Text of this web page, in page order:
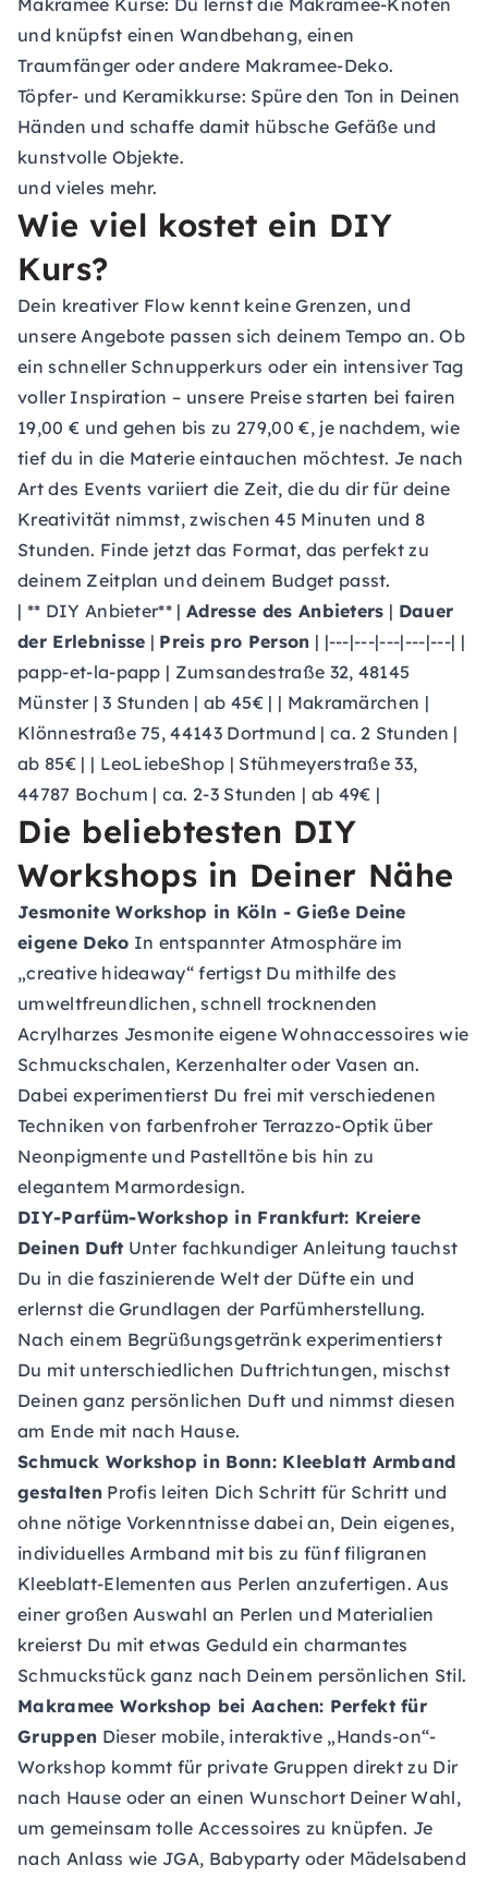
Makramee Kurse: Du lernst die Makramee-Knoten
und knüpfst einen Wandbehang, einen
Traumfänger oder andere Makramee-Deko.
Töpfer- und Keramikkurse: Spüre den Ton in Deinen
Händen und schaffe damit hübsche Gefäße und
kunstvolle Objekte.
und vieles mehr.
Wie viel kostet ein DIY
Kurs?
Dein kreativer Flow kennt keine Grenzen, und
unsere Angebote passen sich deinem Tempo an. Ob
ein schneller Schnupperkurs oder ein intensiver Tag
voller Inspiration – unsere Preise starten bei fairen
19,00 € und gehen bis zu 279,00 €, je nachdem, wie
tief du in die Materie eintauchen möchtest. Je nach
Art des Events variiert die Zeit, die du dir für deine
Kreativität nimmst, zwischen 45 Minuten und 8
Stunden. Finde jetzt das Format, das perfekt zu
deinem Zeitplan und deinem Budget passt.
| ** DIY Anbieter** |Adresse des Anbieters | Dauer
der Erlebnisse | Preis pro Person | |---|---|---|---|---| |
papp-et-la-papp | Zumsandestraße 32, 48145
Münster | 3 Stunden | ab 45€ | | Makramärchen |
Klönnestraße 75, 44143 Dortmund | ca. 2 Stunden |
ab 85€ | | LeoLiebeShop | Stühmeyerstraße 33,
44787 Bochum | ca. 2-3 Stunden | ab 49€ |
Die beliebtesten DIY
Workshops in Deiner Nähe
Jesmonite Workshop in Köln - Gieße Deine
eigene Deko In entspannter Atmosphäre im
„creative hideaway“ fertigst Du mithilfe des
umweltfreundlichen, schnell trocknenden
Acrylharzes Jesmonite eigene Wohnaccessoires wie
Schmuckschalen, Kerzenhalter oder Vasen an.
Dabei experimentierst Du frei mit verschiedenen
Techniken von farbenfroher Terrazzo-Optik über
Neonpigmente und Pastelltöne bis hin zu
elegantem Marmordesign.
DIY-Parfüm-Workshop in Frankfurt: Kreiere
Deinen Duft Unter fachkundiger Anleitung tauchst
Du in die faszinierende Welt der Düfte ein und
erlernst die Grundlagen der Parfümherstellung.
Nach einem Begrüßungsgetränk experimentierst
Du mit unterschiedlichen Duftrichtungen, mischst
Deinen ganz persönlichen Duft und nimmst diesen
am Ende mit nach Hause.
Schmuck Workshop in Bonn: Kleeblatt Armband
gestaltenProfis leiten Dich Schritt für Schritt und
ohne nötige Vorkenntnisse dabei an, Dein eigenes,
individuelles Armband mit bis zu fünf filigranen
Kleeblatt-Elementen aus Perlen anzufertigen. Aus
einer großen Auswahl an Perlen und Materialien
kreierst Du mit etwas Geduld ein charmantes
Schmuckstück ganz nach Deinem persönlichen Stil.
Makramee Workshop bei Aachen: Perfekt für
Gruppen Dieser mobile, interaktive „Hands-on“-
Workshop kommt für private Gruppen direkt zu Dir
nach Hause oder an einen Wunschort Deiner Wahl,
um gemeinsam tolle Accessoires zu knüpfen. Je
nach Anlass wie JGA, Babyparty oder Mädelsabend